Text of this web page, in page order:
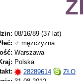
08/16/89 (37 lat)
♂ mężczyzna
Warszawa
Polska
28289614
ZŁO